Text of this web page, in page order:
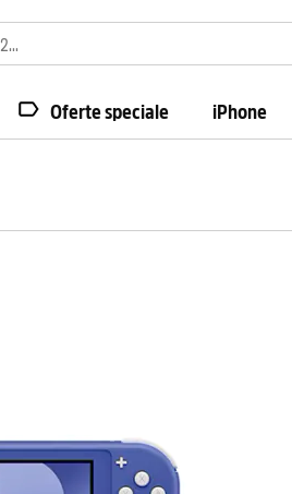
Oferte speciale iPhone